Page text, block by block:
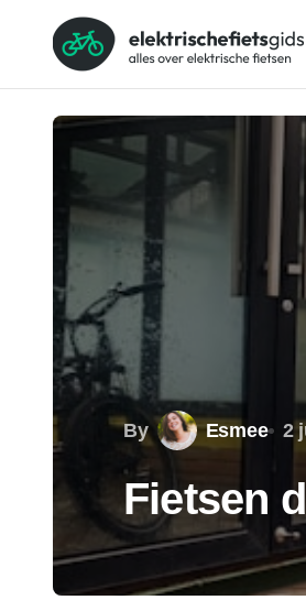
By Esmee 2
Fietsen